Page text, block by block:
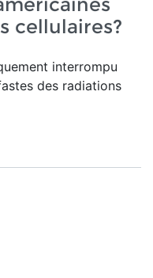
cellulaires?
interrompu
des radiations